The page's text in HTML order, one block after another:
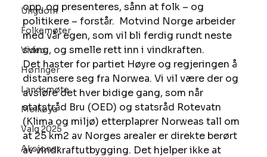
Ungdom
Folkemøter
Video
Høringer
Landsmøte
Melkøya
Valg 2025
Aksjoner
opp, og presenteres, sånn at folk – og
politikere – forstår.  Motvind Norge arbeider
med vår egen, som vil bli ferdig rundt neste
sving, og smelle rett inn i vindkraften.
Det haster for partiet Høyre og regjeringen å
distansere seg fra Norwea. Vi vil være der og
avsløre det hver bidige gang, som når
statstråd Bru (OED) og statsråd Rotevatn
(Klima og miljø) etterplaprer Norweas tall om
at 25 km2 av Norges arealer er direkte berørt
av vindkraftutbygging. Det hjelper ikke at